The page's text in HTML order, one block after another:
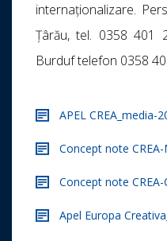
internaționalizare.
Țârău, tel. 0358 401
Burduf telefon 0358
APEL CREA_media-
Concept note
Concept note
Apel Europa